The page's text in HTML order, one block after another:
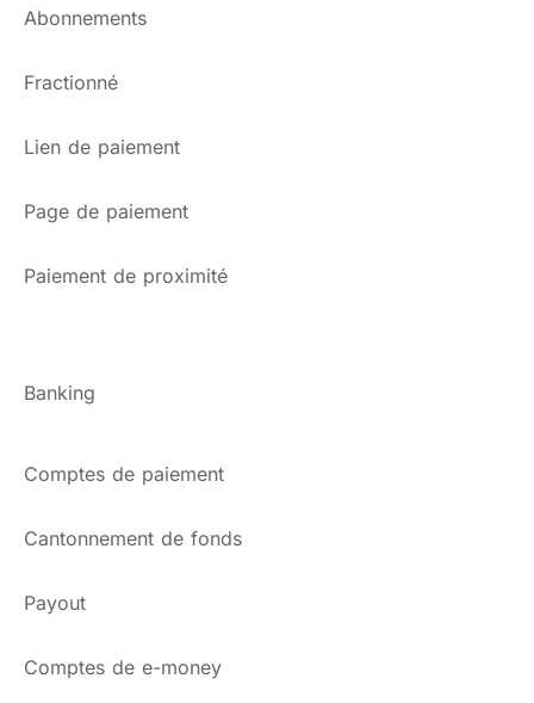
Abonnements
Fractionné
Lien de paiement
Page de paiement
Paiement de proximité
Banking
Comptes de paiement
Cantonnement de fonds
Payout
Comptes de e-money